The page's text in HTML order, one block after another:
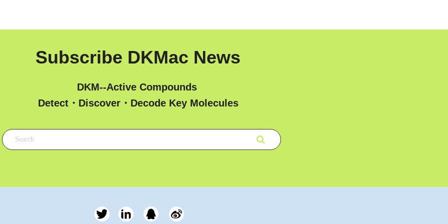
Subscribe DKMac News
DKM--Active Compounds
Detect・Discover・Decode Key Molecules